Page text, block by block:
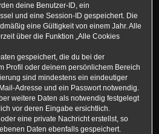
deine Benutzer-ID, ein
und eine Session-ID gespeichert. Die
eine Gültigkeit von einem Jahr. Alle
über die Funktion „Alle Cookies
gespeichert, die du bei der
Profil oder deinem persönlichem Bereich
sind mindestens ein eindeutiger
Adresse und ein Passwort notwendig.
weitere Daten als notwendig festgelegt
vor deren Eingabe ersichtlich.
eine private Nachricht erstellst, so
Daten ebenfalls gespeichert.